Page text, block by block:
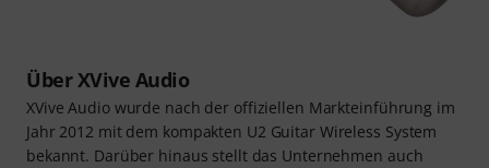
Über XVive Audio
XVive Audio wurde nach der offiziellen Markteinführung im
Jahr 2012 mit dem kompakten U2 Guitar Wireless System
bekannt. Darüber hinaus stellt das Unternehmen auch